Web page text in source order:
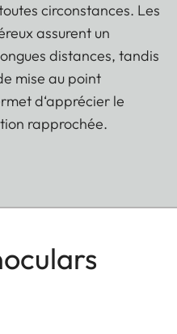
circonstances. Les
assurent un
distances, tandis
mise au point
d‘apprécier le
rapprochée.